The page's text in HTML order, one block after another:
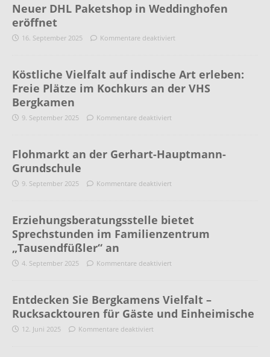
Neuer DHL Paketshop in Weddinghofen
eröffnet
16. September 2025 Kommentare deaktiviert
Köstliche Vielfalt auf indische Art erleben:
Freie Plätze im Kochkurs an der VHS
Bergkamen
9. September 2025 Kommentare deaktiviert
Flohmarkt an der Gerhart-Hauptmann-
Grundschule
9. September 2025 Kommentare deaktiviert
Erziehungsberatungsstelle bietet
Sprechstunden im Familienzentrum
„Tausendfüßler“ an
4. September 2025 Kommentare deaktiviert
Entdecken Sie Bergkamens Vielfalt –
Rucksacktouren für Gäste und Einheimische
12. Juni 2025 Kommentare deaktiviert